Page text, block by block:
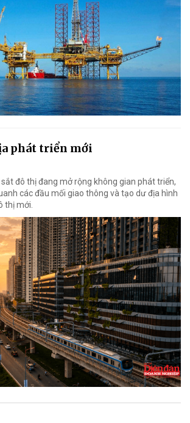
phát triển mới
đô thị đang mở rộng không gian phát triển,
các đầu mối giao thông và tạo dư địa hình
thị mới.